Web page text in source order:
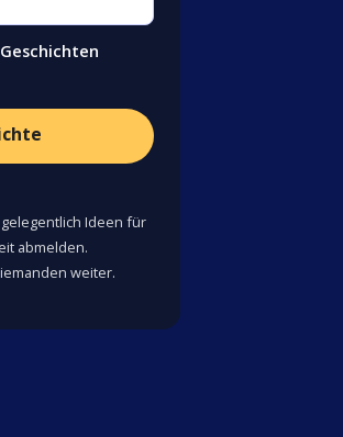
Ideen für
abmelden.
weiter.